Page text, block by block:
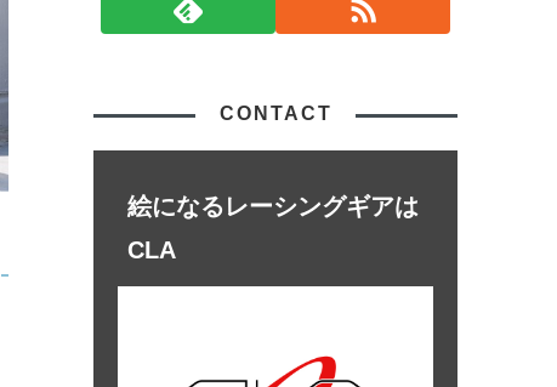
CONTACT
絵になるレーシングギアは
CLA